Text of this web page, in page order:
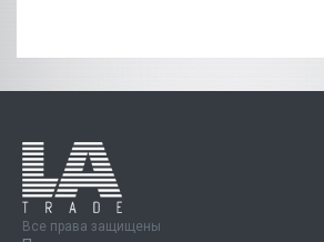
Все права защищены